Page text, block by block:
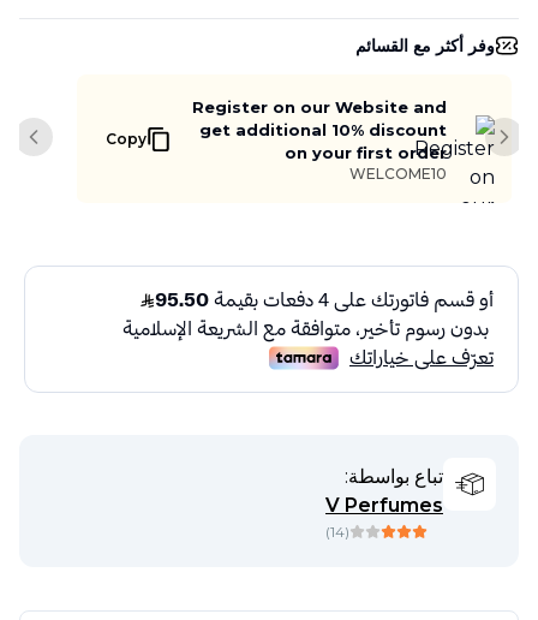
وفر أكثر مع القسائم
Register on our Website and
get additional 10% discount
on your first order
WELCOME10
Copy Next slide
تباع بواسطة:
V Perfumes
(
14
)